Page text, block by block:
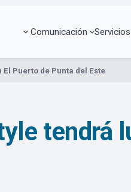
Comunicación Servicios
Puerto de Punta del Este
tendrá